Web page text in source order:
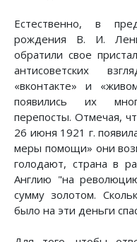
Естественно, в
рождения В. И.
обратили свое
антисоветских
«вконтакте» и
появились их
перепосты. Отмечая,
26 июня 1921 г.
меры помощи» они
голодают, страна в
Англию "на
сумму золотом.
было на эти деньги